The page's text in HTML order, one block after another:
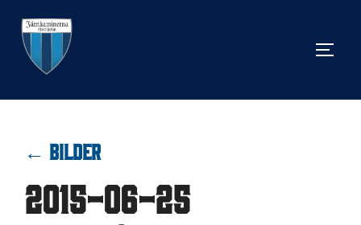
innehåll
← BILDER
2015-06-25